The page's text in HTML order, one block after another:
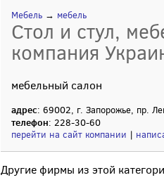
Мебель → мебель
Стол и стул,
компания
мебельный салон
адрес: 69002, г. Запорожье, пр.
телефон: 228-30-60
перейти на сайт компании |
Другие фирмы из этой